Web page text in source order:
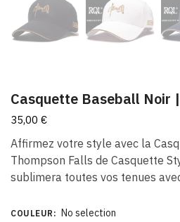
Casquette Baseball Noir
35,00 €
Affirmez votre style avec la
Thompson Falls de Casquette
sublimera toutes vos tenues
COULEUR : No selection